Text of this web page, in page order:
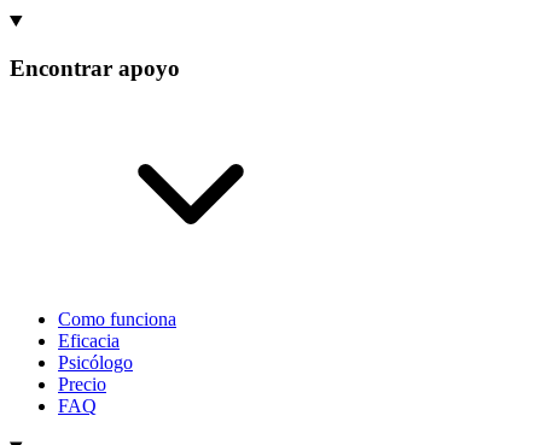
Encontrar apoyo
Como funciona
Eficacia
Psicólogo
Precio
FAQ